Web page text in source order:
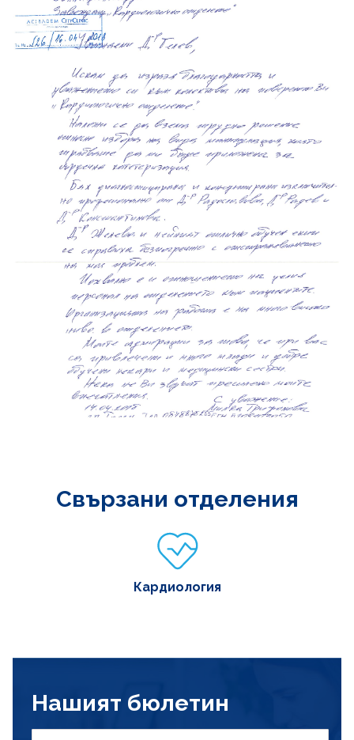
Свързани отделения
Кардиология
Нашият бюлетин